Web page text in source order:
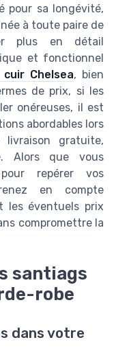
pour sa longévité,
à toute paire de
plus en détail
et fonctionnel
Chelsea, bien
de prix, si les
onéreuses, il est
abordables lors
gratuite,
Alors que vous
repérer vos
en compte
les éventuels prix
compromettre la
santiags
robe
dans votre